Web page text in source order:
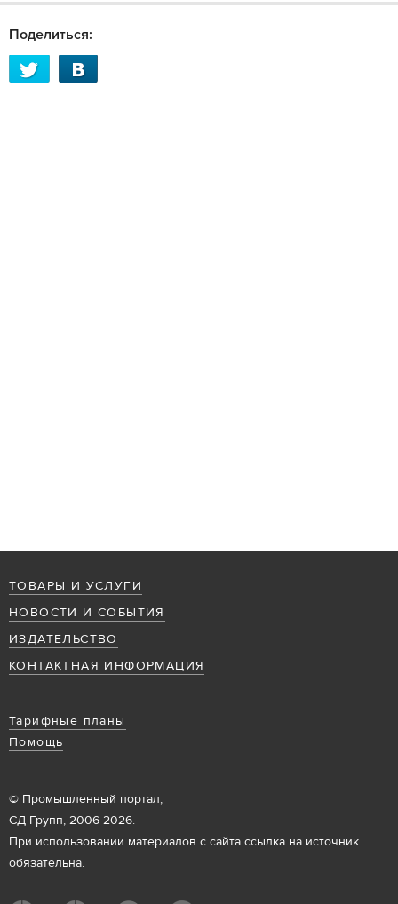
Поделиться:
ТОВАРЫ И УСЛУГИ
НОВОСТИ И СОБЫТИЯ
ИЗДАТЕЛЬСТВО
КОНТАКТНАЯ ИНФОРМАЦИЯ
Тарифные планы
Помощь
© Промышленный портал,
СД Групп, 2006-2026.
При использовании материалов с сайта ссылка на источник
обязательна.